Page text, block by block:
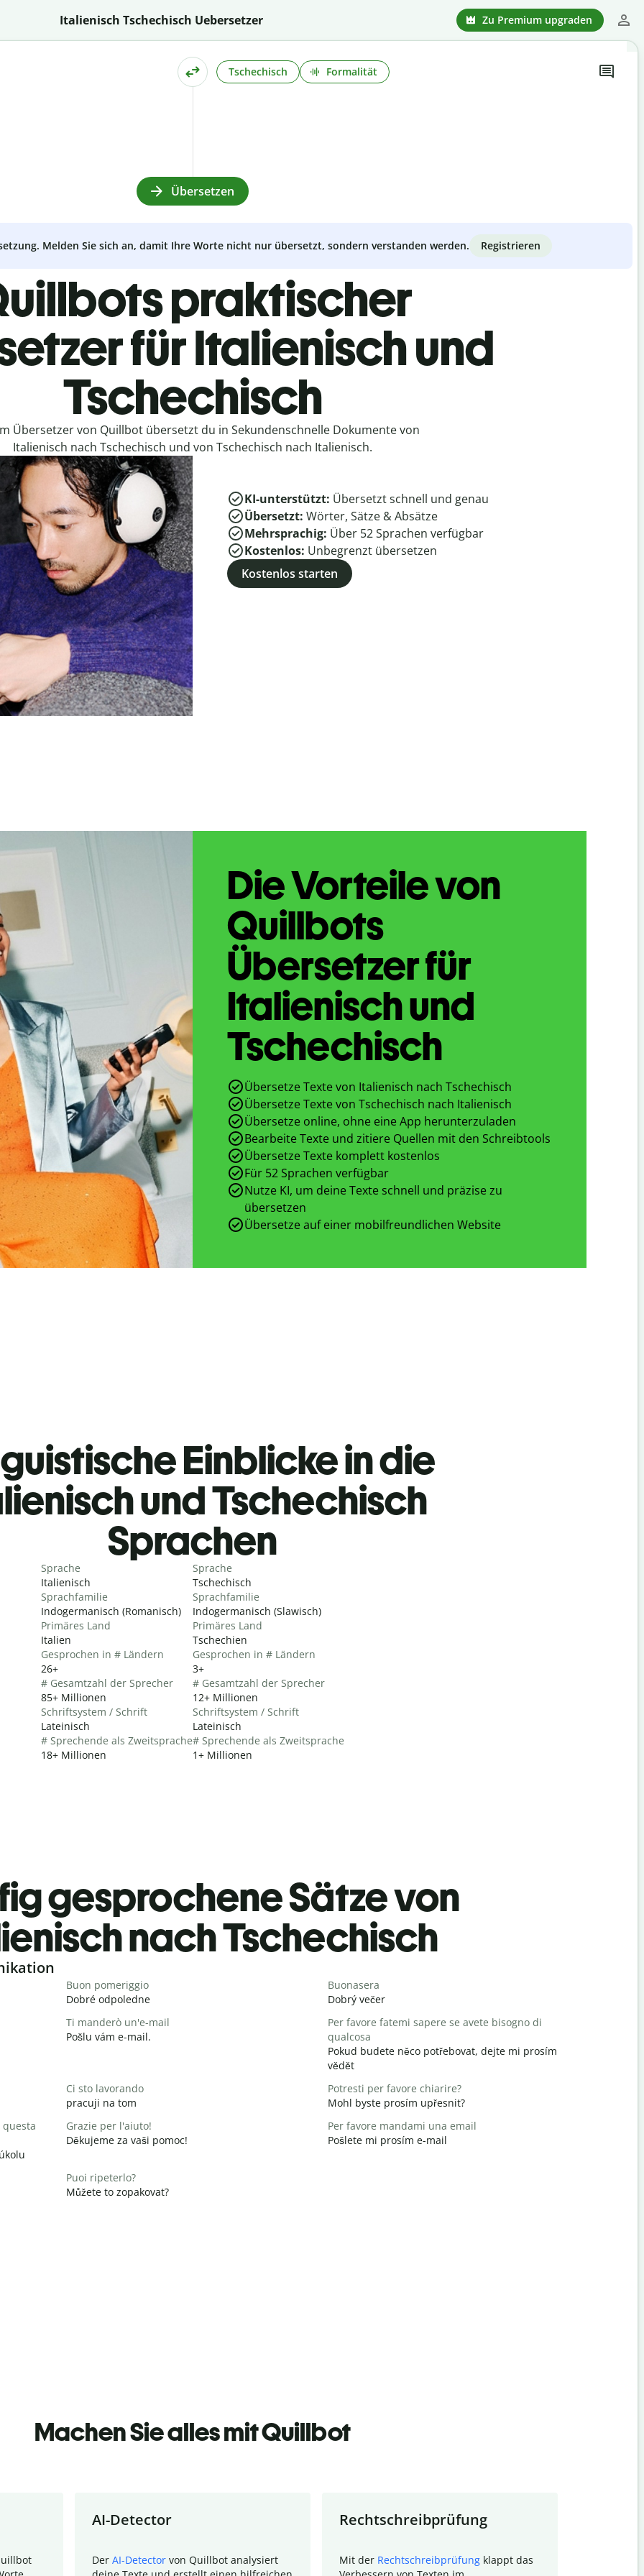
Italienisch Tschechisch Uebersetzer Zu Premium upgraden
Tschechisch Formalität
Übersetzen
Melden Sie sich an, damit Ihre Worte nicht nur übersetzt, sondern verstanden werden. Registrieren
praktischer
für Italienisch und
Tschechisch
Übersetzer von Quillbot übersetzt du in Sekundenschnelle Dokumente von
Italienisch nach Tschechisch und von Tschechisch nach Italienisch.
KI-unterstützt: Übersetzt schnell und genau
Übersetzt: Wörter, Sätze & Absätze
Mehrsprachig: Über 52Sprachen verfügbar
Kostenlos: Unbegrenzt übersetzen
Kostenlos starten
Die Vorteile von
Quillbots
Übersetzer für
Italienisch und
Tschechisch
Übersetze Texte von Italienisch nach Tschechisch
Übersetze Texte von Tschechisch nach Italienisch
Übersetze online, ohne eine App herunterzuladen
Bearbeite Texte und zitiere Quellen mit den Schreibtools
Übersetze Texte komplett kostenlos
Für 52 Sprachen verfügbar
Nutze KI, um deine Texte schnell und präzise zu
übersetzen
Übersetze auf einer mobilfreundlichen Website
Einblicke in die
und Tschechisch
Sprachen
Sprache
Italienisch
Sprachfamilie
Indogermanisch (Romanisch)
Primäres Land
Italien
Gesprochen in # Ländern
26+
# Gesamtzahl der Sprecher
85+ Millionen
Schriftsystem / Schrift
Lateinisch
# Sprechende als Zweitsprache
18+ Millionen
Sprache
Tschechisch
Sprachfamilie
Indogermanisch (Slawisch)
Primäres Land
Tschechien
Gesprochen in # Ländern
3+
# Gesamtzahl der Sprecher
12+ Millionen
Schriftsystem / Schrift
Lateinisch
# Sprechende als Zweitsprache
1+ Millionen
gesprochene Sätze von
nach Tschechisch
Buon pomeriggio
Dobré odpoledne
Buonasera
Dobrý večer
Ti manderò un'e-mail
Pošlu vám e-mail.
Per favore fatemi sapere se avete bisogno di
qualcosa
Pokud budete něco potřebovat, dejte mi prosím
vědět
Ci sto lavorando
pracuji na tom
Potresti per favore chiarire?
Mohl byste prosím upřesnit?
Grazie per l'aiuto!
Děkujeme za vaši pomoc!
Per favore mandami una email
Pošlete mi prosím e-mail
Puoi ripeterlo?
Můžete to zopakovat?
Machen Sie alles mit Quillbot
AI-Detector
Der AI-Detector von Quillbot analysiert
Rechtschreibprüfung
Mit der Rechtschreibprüfung klappt das